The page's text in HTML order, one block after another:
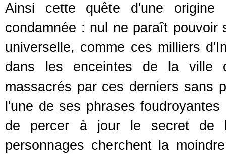
Ainsi cette quête d'une
condamnée : nul ne paraît pouvoir
universelle, comme ces milliers
dans les enceintes de la ville
massacrés par ces derniers sans
l'une de ses phrases
de percer à jour le secret de
personnages cherchent la